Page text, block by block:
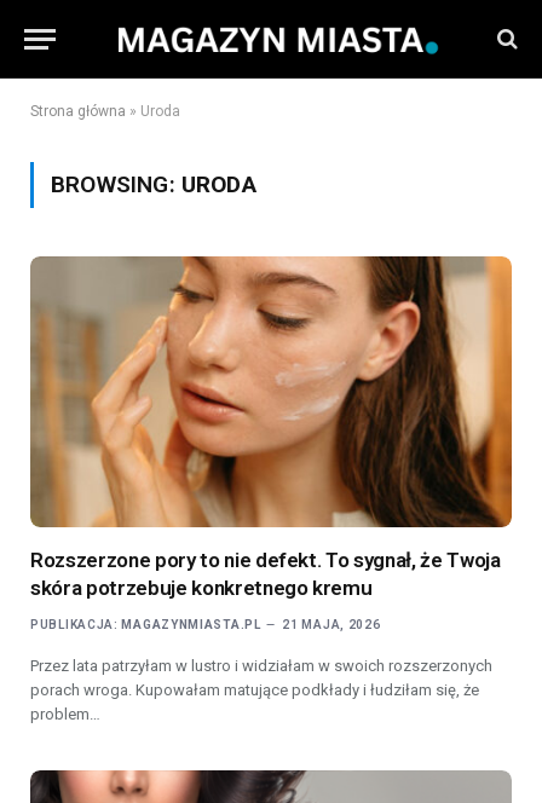
Strona główna » Uroda
BROWSING: URODA
Rozszerzone pory to nie defekt. To sygnał, że Twoja
skóra potrzebuje konkretnego kremu
PUBLIKACJA: MAGAZYNMIASTA.PL 21 MAJA, 2026
Przez lata patrzyłam w lustro i widziałam w swoich rozszerzonych
porach wroga. Kupowałam matujące podkłady i łudziłam się, że
problem…